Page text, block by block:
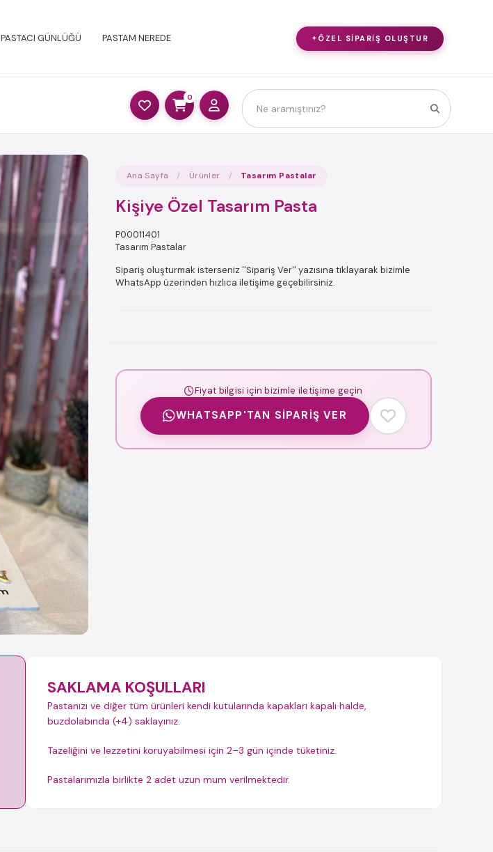
PASTACI GÜNLÜĞÜ PASTAM NEREDE ÖZEL SIPARIŞ OLUŞTUR
0
Ana Sayfa Ürünler Tasarım Pastalar
Kişiye Özel Tasarım Pasta
P00011401
Tasarım Pastalar
Sipariş oluşturmak isterseniz ''Sipariş Ver'' yazısına tıklayarak bizimle
WhatsApp üzerinden hızlıca iletişime geçebilirsiniz.
Fiyat bilgisi için bizimle iletişime geçin
WHATSAPP'TAN SIPARIŞ VER
SAKLAMA KOŞULLARI
Pastanızı ve diğer tüm ürünleri kendi kutularında kapakları kapalı halde,
buzdolabında (+4) saklayınız.
Tazeliğini ve lezzetini koruyabilmesi için 2–3 gün içinde tüketiniz.
Pastalarımızla birlikte 2 adet uzun mum verilmektedir.